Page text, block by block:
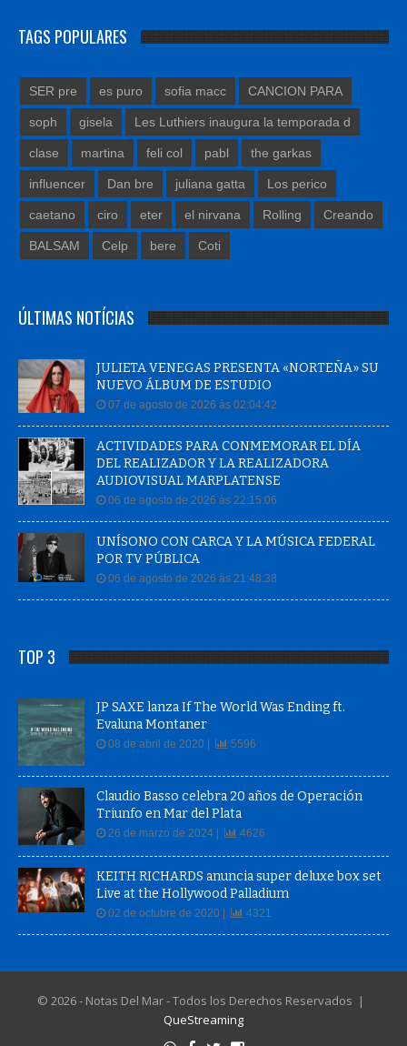
TAGS POPULARES
SER pre es puro sofia macc CANCION PARA
soph gisela Les Luthiers inaugura la temporada d
clase martina feli col pabl the garkas
influencer Dan bre juliana gatta Los perico
caetano ciro eter el nirvana Rolling Creando
BALSAM Celp bere Coti
ÚLTIMAS NOTÍCIAS
JULIETA VENEGAS PRESENTA «NORTEÑA» SU
NUEVO ÁLBUM DE ESTUDIO
07 de agosto de 2026 às 02:04:42
ACTIVIDADES PARA CONMEMORAR EL DÍA
DEL REALIZADOR Y LA REALIZADORA
AUDIOVISUAL MARPLATENSE
06 de agosto de 2026 às 22:15:06
UNÍSONO CON CARCA Y LA MÚSICA FEDERAL
POR TV PÚBLICA
06 de agosto de 2026 às 21:48:38
TOP 3
JP SAXE lanza If The World Was Ending ft.
Evaluna Montaner
08 de abril de 2020 | 5596
Claudio Basso celebra 20 años de Operación
Triunfo en Mar del Plata
26 de marzo de 2024 | 4626
KEITH RICHARDS anuncia super deluxe box set
Live at the Hollywood Palladium
02 de octubre de 2020 | 4321
© 2026 - Notas Del Mar - Todos los Derechos Reservados |
QueStreaming